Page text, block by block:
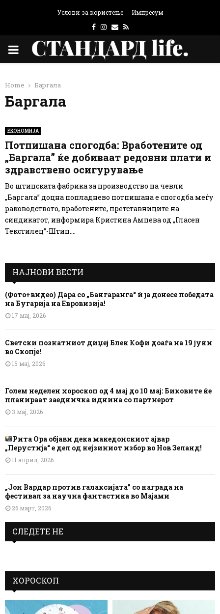
Услови за користење Импресум
Facebook
Instagram
Email
Rss
PRIMARY
Home Баргала
Баргала
ЕКОНОМИЈА
Потпишана спогодба: Вработените од
„Баргала” ќе добиваат редовни плати и
здравствено осигурување
Во штипската фабрика за производство на чевли
„Баргала” доцна попладнево потпишана е спогодба меѓу
раководството, вработените, претставниците на
синдикатот, информира Кристина Ампева од „Гласен
Текстилец”-Штип....
НАЈНОВИ ВЕСТИ
(Фото+видео) Дара со „Бангаранга“ ѝ ја донесе победата
на Бугарија на Евровизија!
17 мај, 2026
Светски познатниот диџеј Блек Кофи доаѓа на 19 јуни
во Скопје!
15 мај, 2026
Голем неделен хороскоп од 4 мај до 10 мај: Биковите ќе
планираат заедничка иднина со партнерот
3 мај, 2026
Рита Ора објави дека македонскиот ајвар
„Перустија“ е дел од нејзиниот избор во Нов Зеланд!
11 април, 2026
„Јон Вардар против галаксијата” со награда на
фестивал за научна фантастика во Мајами
26 март, 2026
СЛЕДЕТЕ НЕ
ХОРОСКОП